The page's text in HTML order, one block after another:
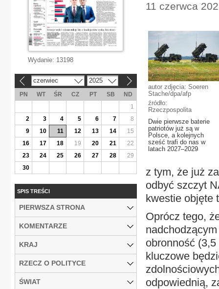
11 czerwca
autor zdjęcia: Soeren
Stache/dpa/afp
źródło:
Rzeczpospolita
Dwie pierwsze baterie
patriotów już są w
Polsce, a kolejnych
sześć trafi do nas w
latach 2027–2029
z tym, że już
odbyć szczyt
kwestie objęte
Oprócz tego,
obronność
kluczowe
odpowiednią,
Wydanie: 13198
czerwiec 2025
PN WT ŚR CZ PT SB
ND
1
2
3 4 5 6 7
8
9
10 11 12 13 14
15
16
17 18 19 20 21
22
23
24 25 26 27 28
29
30
SPIS TREŚCI
PIERWSZA STRONA
KOMENTARZE
KRAJ
RZECZ O POLITYCE
ŚWIAT